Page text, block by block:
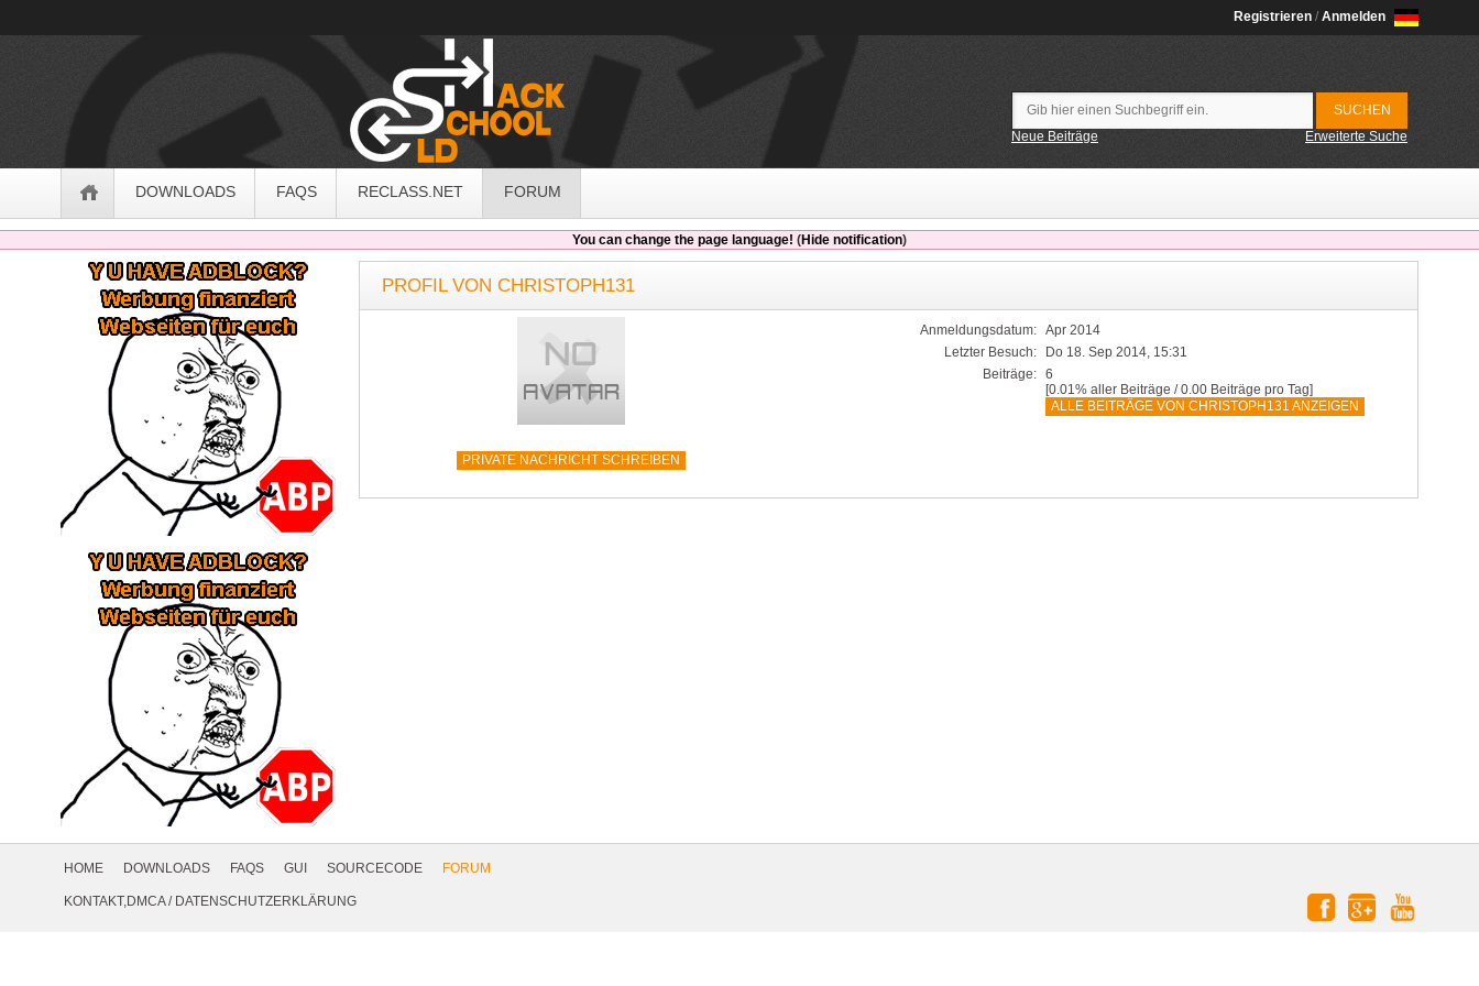
Registrieren / Anmelden
Neue Beiträge Erweiterte Suche
DOWNLOADS FAQS RECLASS.NET FORUM
You can change the page language! (Hide notification)
PROFIL VON CHRISTOPH131
PRIVATE NACHRICHT SCHREIBEN
Anmeldungsdatum: Apr 2014
Letzter Besuch:
Do 18. Sep 2014, 15:31
Beiträge: 6
[0.01% aller Beiträge / 0.00 Beiträge pro Tag]
ALLE BEITRÄGE VON CHRISTOPH131 ANZEIGEN
Sidebar
NavigationHOME DOWNLOADS FAQS GUI SOURCECODE
FORUM
KONTAKT,DMCA/ DATENSCHUTZERKLÄRUNG